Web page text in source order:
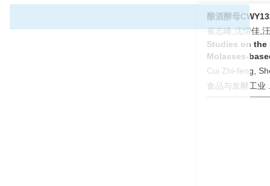
酿酒酵母
崔志峰,沈情佳,
Studies on the
Molasses-
Cui Zhi-feng,
食品与发酵工业